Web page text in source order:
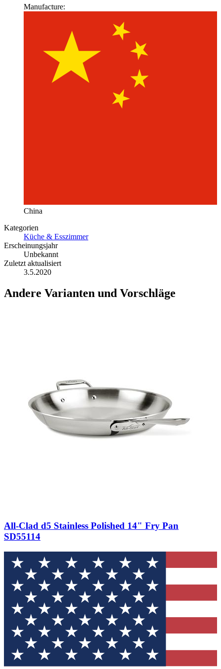
Manufacture:
China
Kategorien
Küche & Esszimmer
Erscheinungsjahr
Unbekannt
Zuletzt aktualisiert
3.5.2020
Andere Varianten und Vorschläge
All-Clad d5 Stainless Polished 14" Fry Pan
SD55114